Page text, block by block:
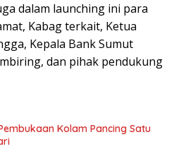
dalam launching ini para
Kabag terkait, Ketua
Kepala Bank Sumut
dan pihak pendukung
Kolam Pancing Satu